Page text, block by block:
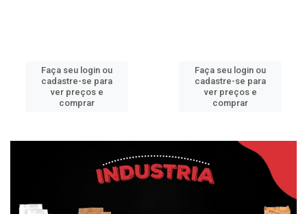
Faça seu login ou
cadastre-se para
ver preços e
comprar
Faça seu login ou
cadastre-se para
ver preços e
comprar